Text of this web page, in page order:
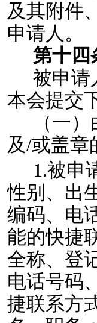
及其附件
申请人。
第十四
被申请
本会提交
（一
及/或盖章
1.被申
性别、出
编码、电
能的快捷
全称、登
电话号码
捷联系方